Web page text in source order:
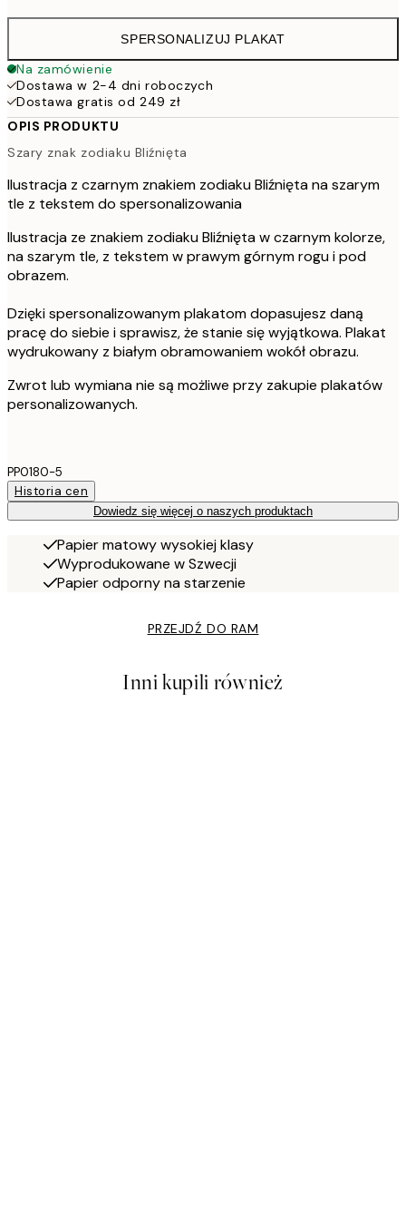
SPERSONALIZUJ PLAKAT
Na zamówienie
Dostawa w 2-4 dni roboczych
Dostawa gratis od 249 zł
OPIS PRODUKTU
Szary znak zodiaku Bliźnięta
Ilustracja z czarnym znakiem zodiaku Bliźnięta na szarym
tle z tekstem do spersonalizowania
Ilustracja ze znakiem zodiaku Bliźnięta w czarnym kolorze,
na szarym tle, z tekstem w prawym górnym rogu i pod
obrazem.
Dzięki spersonalizowanym plakatom dopasujesz daną
pracę do siebie i sprawisz, że stanie się wyjątkowa. Plakat
wydrukowany z białym obramowaniem wokół obrazu.
Zwrot lub wymiana nie są możliwe przy zakupie plakatów
personalizowanych.
PP0180-5
Historia cen
Dowiedz się więcej o naszych produktach
Papier matowy wysokiej klasy
Wyprodukowane w Szwecji
Papier odporny na starzenie
PRZEJDŹ DO RAM
Inni kupili również